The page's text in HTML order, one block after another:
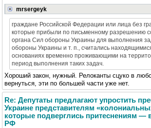
mrsergeyk
граждане Российской Федерации или лица без
которые прибыли по письменному разрешению
органа Сил обороны Украины для выполнения
обороны Украины и т. п., считались
основаниях временно проживающими на
период выполнения таких задач.
Хороший закон, нужный. Релоканты сцуко в
вернуться, эти по большей части уже нет.
Re: Депутаты предлагают упростить
Украине представителям
которые подверглись притеснениям —
РФ